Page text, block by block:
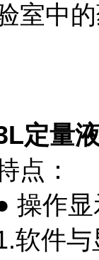
室中
定量
点：
操作
软件